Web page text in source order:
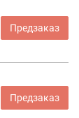
Предзаказ
Предзаказ